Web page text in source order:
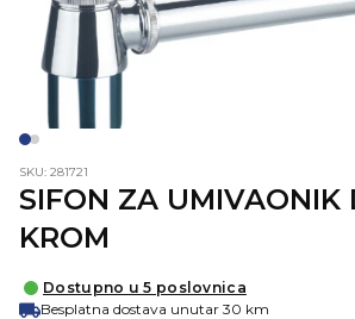
SKU: 281721
SIFON ZA UMIVAONIK
KROM
Dostupno u 5 poslovnica
Besplatna dostava unutar 30 km